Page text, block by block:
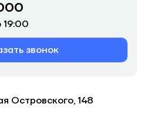
звонок
Островского, 148